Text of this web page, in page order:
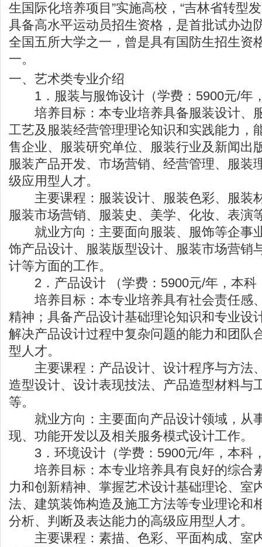
生国际化培养项目”实施高校，“吉林省转型
具备高水平运动员招生资格，是首批试办边
全国五所大学之一，曾是具有国防生招生资
一。
一、艺术类专业介绍
1．服装与服饰设计（学费：5900元/年
培养目标：本专业培养具备服装设计、
工艺及服装经营管理理论知识和实践能力，
售企业、服装研究单位、服装行业及新闻出
服装产品开发、市场营销、经营管理、服装
级应用型人才。
主要课程：服装设计、服装色彩、服装
服装市场营销、服装史、美学、化妆、表演
就业方向：主要面向服装、服饰等企事
饰产品设计、服装版型设计、服装市场营销
计等方面的工作。
2．产品设计 （学费：5900元/年，本科
培养目标：本专业培养具有社会责任感
精神；具备产品设计基础理论知识和专业设
解决产品设计过程中复杂问题的能力和团队
型人才。
主要课程：产品设计、设计程序与方法
造型设计、设计表现技法、产品造型材料与
等。
就业方向：主要面向产品设计领域，从
现、功能开发以及相关服务模式设计工作。
3．环境设计（学费：5900元/年，本科
培养目标：本专业培养具有良好的综合
力和创新精神、掌握艺术设计基础理论、室
法、建筑装饰构造及施工方法等专业理论和
分析、判断及表达能力的高级应用型人才。
主要课程：素描、色彩、平面构成、室